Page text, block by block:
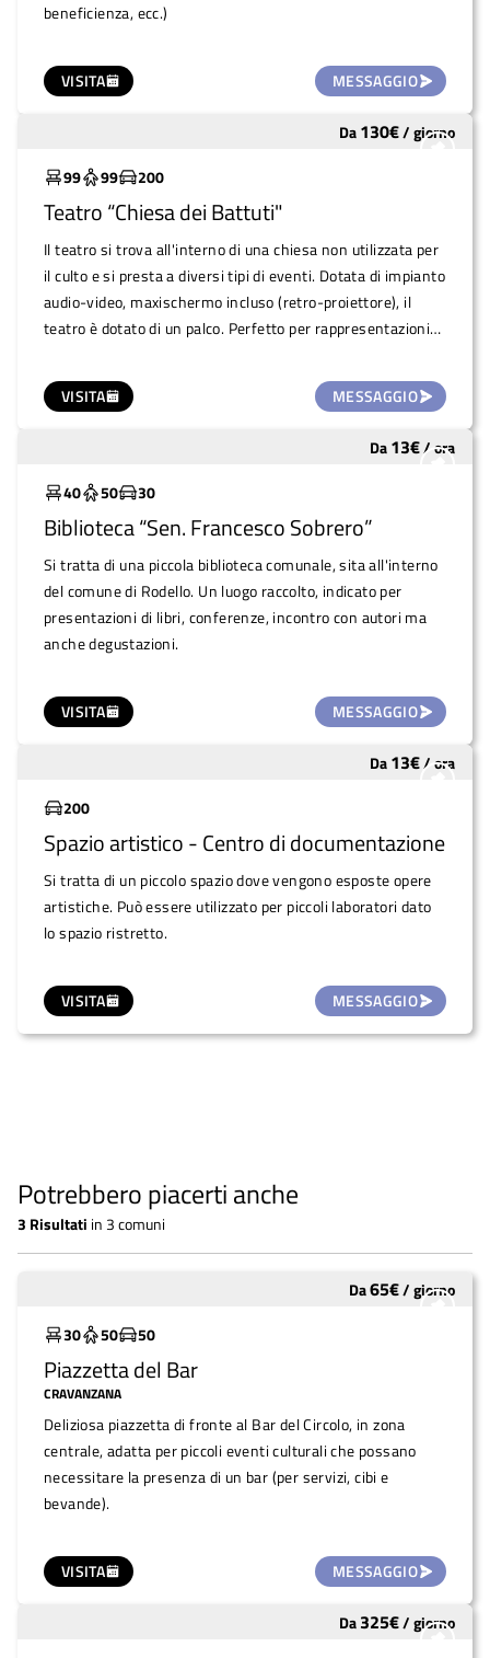
VISITA MESSAGGIO
beneficienza, ecc.)
VISITA MESSAGGIO
Da130€/giorno
99
99 200
Teatro “Chiesa dei Battuti"
Il teatro si trova all'interno di una chiesa non utilizzata per
il culto e si presta a diversi tipi di eventi. Dotata di impianto
audio-video, maxischermo incluso (retro-proiettore), il
teatro è dotato di un palco. Perfetto per rappresentazioni
mostre d'arte, laboratori e qualunque tipo di evento al
chiuso.
VISITA MESSAGGIO
Da13€/ora
40
50 30
Biblioteca “Sen. Francesco Sobrero”
Si tratta di una piccola biblioteca comunale, sita all'interno
del comune di Rodello. Un luogo raccolto, indicato per
presentazioni di libri, conferenze, incontro con autori ma
anche degustazioni.
VISITA MESSAGGIO
Da13€/ora
200
Spazio artistico - Centro di documentazione
Si tratta di un piccolo spazio dove vengono esposte opere
artistiche. Può essere utilizzato per piccoli laboratori dato
lo spazio ristretto.
Potrebbero piacerti anche
3 Risultati in 3 comuni
VISITA MESSAGGIO
Da65€/giorno
30
50 50
Piazzetta del Bar
CRAVANZANA
Deliziosa piazzetta di fronte al Bar del Circolo, in zona
centrale, adatta per piccoli eventi culturali che possano
necessitare la presenza di un bar (per servizi, cibi e
bevande).
Da325€/giorno